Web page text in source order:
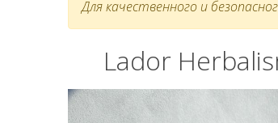
Для качественного и
Lador